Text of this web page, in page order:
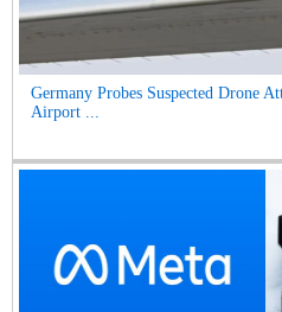
Germany Probes Suspected Drone
Airport ...